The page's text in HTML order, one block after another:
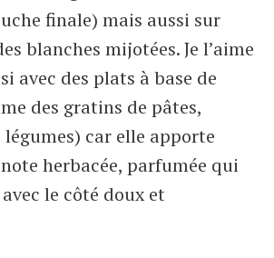
finale) mais aussi sur
blanches mijotées. Je l’aime
avec des plats à base de
des gratins de pâtes,
car elle apporte
herbacée, parfumée qui
le côté doux et